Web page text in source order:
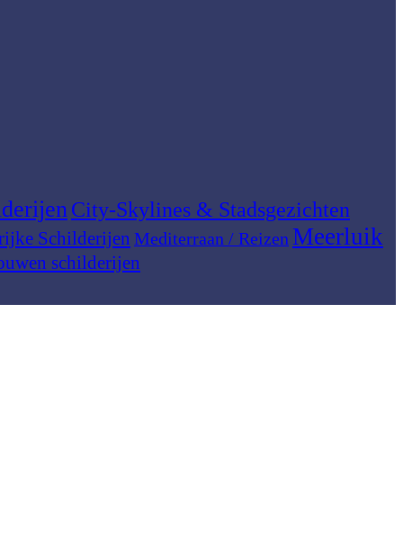
City-Skylines & Stadsgezichten
Schilderijen Mediterraan / Reizen Meerluik
schilderijen